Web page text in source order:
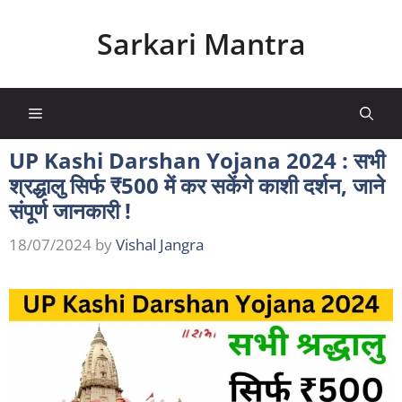
Sarkari Mantra
Menu
UP Kashi Darshan Yojana 2024 : सभी
श्रद्धालु सिर्फ ₹500 में कर सकेंगे काशी दर्शन, जाने
संपूर्ण जानकारी !
18/07/2024 byVishal Jangra